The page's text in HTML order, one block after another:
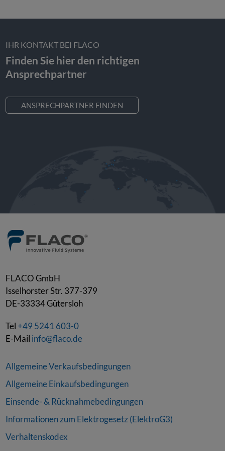
IHR KONTAKT BEI FLACO
Finden Sie hier den richtigen
Ansprechpartner
ANSPRECHPARTNER FINDEN
FLACO GmbH
Isselhorster Str. 377-379
DE-33334Gütersloh
Tel +49 5241 603-0
E-Mail info@flaco.de
Allgemeine Verkaufsbedingungen
Allgemeine Einkaufsbedingungen
Einsende- & Rücknahmebedingungen
Informationen zum Elektrogesetz (ElektroG3)
Verhaltenskodex